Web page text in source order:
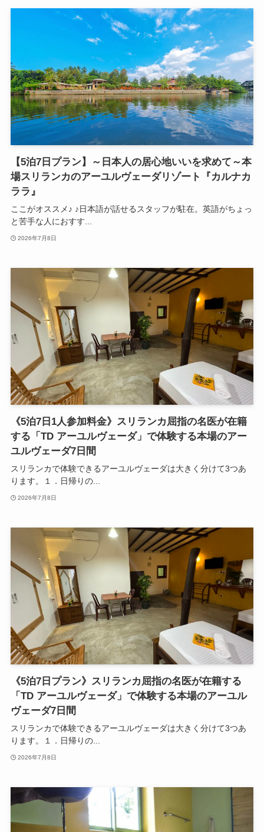
【5泊7日プラン】～日本人の居心地いいを求めて～本
場スリランカのアーユルヴェーダリゾート『カルナカ
ララ』
ここがオススメ♪ ♪日本語が話せるスタッフが駐在。英語がちょっ
と苦手な人におすす...
2026年7月8日
《5泊7日1人参加料金》スリランカ屈指の名医が在籍
する「TD アーユルヴェーダ」で体験する本場のアー
ユルヴェーダ7日間
スリランカで体験できるアーユルヴェーダは大きく分けて3つあ
ります。１．日帰りの...
2026年7月8日
《5泊7日プラン》スリランカ屈指の名医が在籍する
「TD アーユルヴェーダ」で体験する本場のアーユル
ヴェーダ7日間
スリランカで体験できるアーユルヴェーダは大きく分けて3つあ
ります。１．日帰りの...
2026年7月8日